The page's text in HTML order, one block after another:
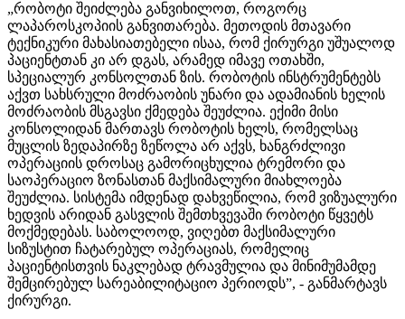
„რობოტი შეიძლება განვიხილოთ, როგორც
ლაპაროსკოპიის განვითარება. მეთოდის მთავარი
ტექნიკური მახასიათებელი ისაა, რომ ქირურგი უშუალოდ
პაციენტთან კი არ დგას, არამედ იმავე ოთახში,
სპეციალურ კონსოლთან ზის. რობოტის ინსტრუმენტებს
აქვთ სახსრული მოძრაობის უნარი და ადამიანის ხელის
მოძრაობის მსგავსი ქმედება შეუძლია. ექიმი მისი
კონსოლიდან მართავს რობოტის ხელს, რომელსაც
მუცლის ზედაპირზე ზეწოლა არ აქვს, ხანგრძლივი
ოპერაციის დროსაც გამორიცხულია ტრემორი და
საოპერაციო ზონასთან მაქსიმალური მიახლოება
შეუძლია. სისტემა იმდენად დახვეწილია, რომ ვიზუალური
ხედვის არიდან გასვლის შემთხვევაში რობოტი წყვეტს
მოქმედებას. საბოლოოდ, ვიღებთ მაქსიმალური
სიზუსტით ჩატარებულ ოპერაციას, რომელიც
პაციენტისთვის ნაკლებად ტრავმულია და მინიმუმამდე
შემცირებულ სარეაბილიტაციო პერიოდს”, - განმარტავს
ქირურგი.